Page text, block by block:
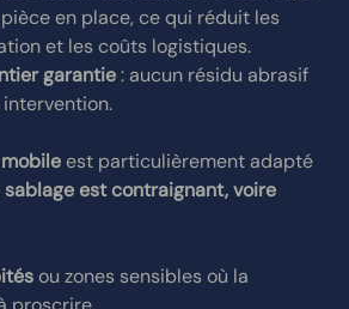
en place, ce qui réduit les
et les coûts logistiques.
garantie : aucun résidu abrasif
est particulièrement adapté
sablage est contraignant, voire
ou zones sensibles où la